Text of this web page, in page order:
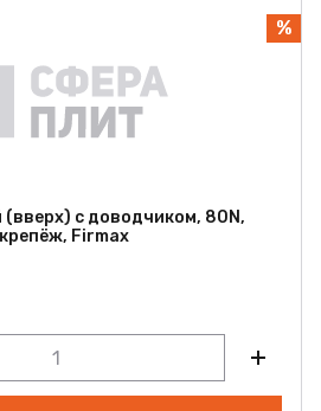
%
с доводчиком, 80N,
Firmax